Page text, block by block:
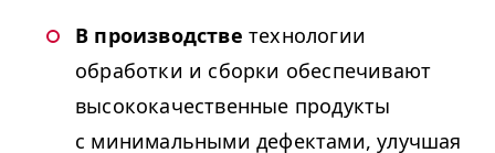
В производстве технологии
обработки и сборки обеспечивают
высококачественные продукты
с минимальными дефектами, улучшая